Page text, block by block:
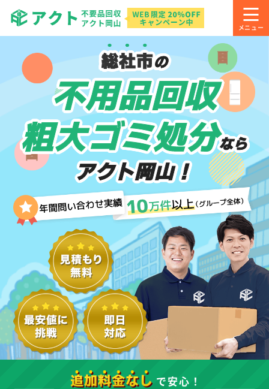
総社市の
不用品回収
粗大ゴミ処分なら
アクト岡山！
追加料金なし で安心！